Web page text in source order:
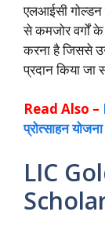
एलआईसी गोल्डन
से कमजोर वर्गों के
करना है जिससे
प्रदान किया जा
Read Also –
प्रोत्साहन
LIC